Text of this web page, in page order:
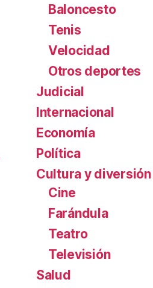
Baloncesto
Tenis
Velocidad
Otros deportes
Judicial
Internacional
Economía
Política
Cultura y diversión
Cine
Farándula
Teatro
Televisión
Salud